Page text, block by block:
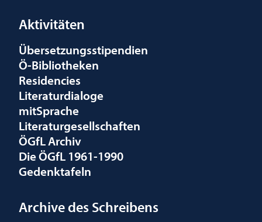
Aktivitäten
Übersetzungsstipendien
Ö-Bibliotheken
Residencies
Literaturdialoge
mitSprache
Literaturgesellschaften
ÖGfL Archiv
Die ÖGfL 1961-1990
Gedenktafeln
Archive des Schreibens